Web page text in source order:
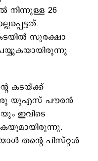
നിന്നുള്ള 26
സുരക്ഷാ
കടയ്ക്ക്
യുഎസ് പൗരന്‍
ഇവിടെ
തന്‍റെ പിസ്റ്റൾ